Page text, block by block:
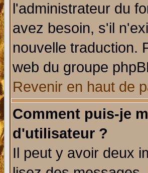
l'administrateur du
avez besoin, s'il
nouvelle traduction.
web du groupe
Revenir en haut de
Comment puis-je
d'utilisateur ?
Il peut y avoir deux